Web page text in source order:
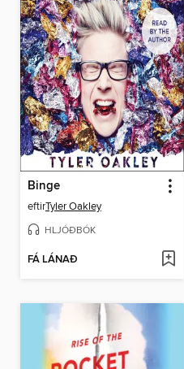
Binge
eftirTyler Oakley
HLJÓÐBÓK
FÁ LÁNAÐ